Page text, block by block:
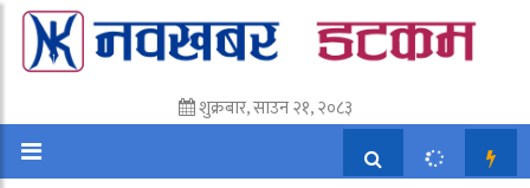
शुक्रबार, साउन २१, २०८३